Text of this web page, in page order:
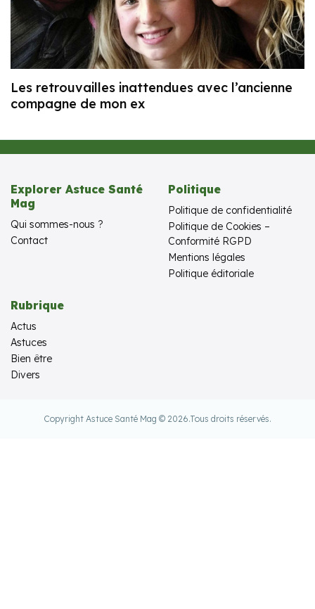
Les retrouvailles inattendues avec l’ancienne
compagne de mon ex
Explorer Astuce Santé
Mag
Qui sommes-nous ?
Contact
Politique
Politique de confidentialité
Politique de Cookies –
Conformité RGPD
Mentions légales
Politique éditoriale
Rubrique
Actus
Astuces
Bien être
Divers
Copyright Astuce Santé Mag © 2026.Tous droits réservés.